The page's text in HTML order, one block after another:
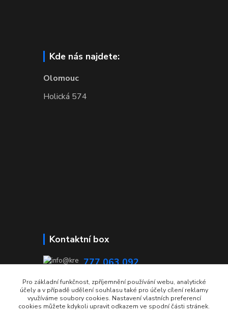
Kde nás najdete:
Olomouc
Holická 574
Kontaktní box
777 063 092
info@krecmer.cz
Pro základní funkčnost, zpříjemnění používání webu, analytické
účely a v případě udělení souhlasu také pro účely cílení reklamy
využíváme soubory cookies. Nastavení vlastních preferencí
cookies můžete kdykoli upravit odkazem ve spodní části stránek.